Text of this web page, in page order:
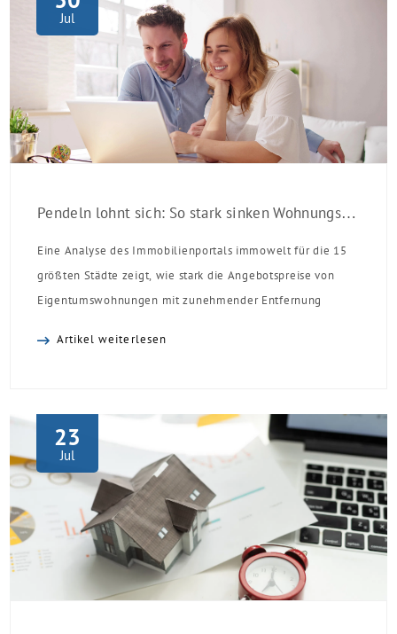
Jul
Pendeln lohnt sich: So stark sinken Wohnungspreise im Umland
Eine Analyse des Immobilienportals immowelt für die 15
größten Städte zeigt, wie stark die Angebotspreise von
Eigentumswohnungen mit zunehmender Entfernung
Artikel weiterlesen
23
Jul